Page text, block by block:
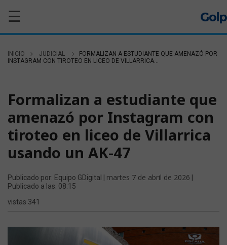
☰
INICIO JUDICIAL
FORMALIZAN A ESTUDIANTE QUE AMENAZÓ POR
INSTAGRAM CON TIROTEO EN LICEO DE VILLARRICA...
Formalizan a estudiante que
amenazó por Instagram con
tiroteo en liceo de Villarrica
usando un AK-47
Publicado por: Equipo GDigital | martes 7 de abril de 2026
Publicado a las: 08:15
vistas 341